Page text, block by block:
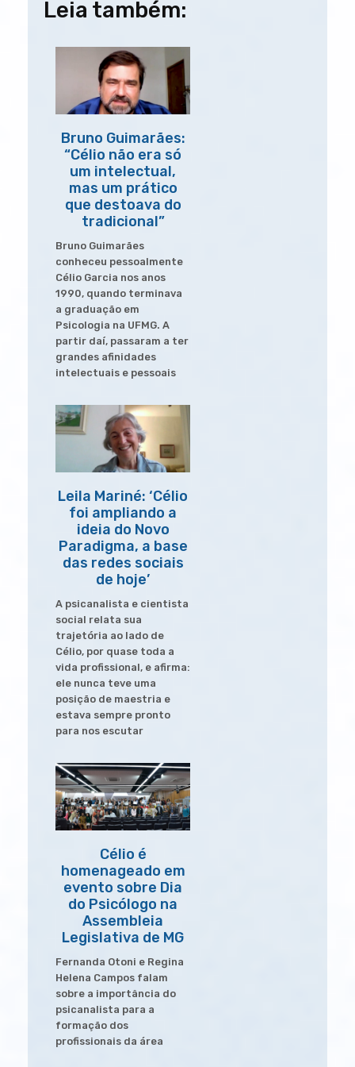
s
b
t
e
n
e
de
Post
Leia também:
Bruno Guimarães:
“Célio não era só
um intelectual,
mas um prático
que destoava do
tradicional”
Bruno Guimarães
conheceu pessoalmente
Célio Garcia nos anos
1990, quando terminava
a graduação em
Psicologia na UFMG. A
partir daí, passaram a ter
grandes afinidades
intelectuais e pessoais
Leila Mariné: ‘Célio
foi ampliando a
ideia do Novo
Paradigma, a base
das redes sociais
de hoje’
A psicanalista e cientista
social relata sua
trajetória ao lado de
Célio, por quase toda a
vida profissional, e afirma:
ele nunca teve uma
posição de maestria e
estava sempre pronto
para nos escutar
Célio é
homenageado em
evento sobre Dia
do Psicólogo na
Assembleia
Legislativa de MG
Fernanda Otoni e Regina
Helena Campos falam
sobre a importância do
psicanalista para a
formação dos
profissionais da área